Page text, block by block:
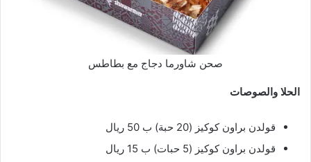
صحن شاورما دجاج مع بطاطس
الحلا والصوصات
قولدن براون كوكيز (20 حبة) ب 50 ريال
قولدن براون كوكيز (5 حبات) ب 15 ريال